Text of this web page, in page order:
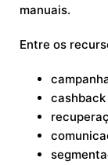
manuais.
Entre os